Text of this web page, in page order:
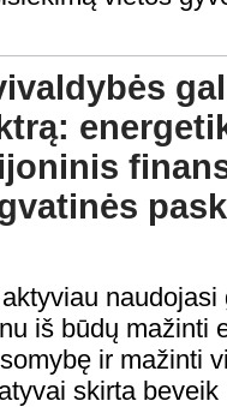
iš būdų mažinti
ir mažinti
skirta